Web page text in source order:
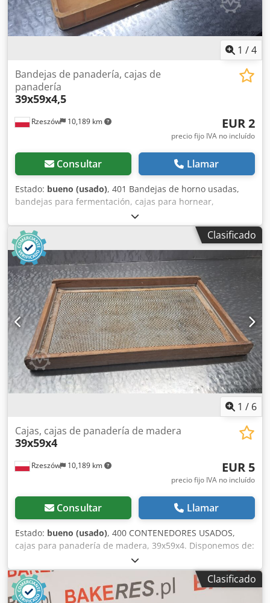
1 /4
Rzeszów 10,189 km
Bandejas de panadería, cajas de
panadería
39x59x4,5
EUR 2
precio fijo IVA no incluído
Consultar Llamar
Estado: bueno (usado), 401 Bandejas de horno usadas,
bandejas para fermentación, cajas para hornear,
39x59x4,5. Djdpfxszd Upfo Aftock Disponemos de: 356
unidades. Cantidad mínima de compra: 50 unidades. El
artículo se encuentra en nuestro almacén (36-068 Bachórz,
Polonia). El precio indicado es precio neto. HABLAMOS
INGLÉS, ALEMÁN, FRANCÉS, RUSO Y UCRANIANO.
Clasificado
1 / 6
Rzeszów 10,189 km
Cajas, cajas de panadería de madera
39x59x4
EUR 5
precio fijo IVA no incluído
Consultar Llamar
Estado: bueno (usado), 400 CONTENEDORES USADOS,
cajas para panadería de madera, 39x59x4. Disponemos de:
310 unidades. Dedpfx Aozd Rtgofteck El equipo se
encuentra en nuestro almacén (36-068 Bachórz, Polonia).
El precio indicado es el precio neto. HABLAMOS INGLÉS,
ALEMÁN, FRANCÉS, RUSO Y UCRANIANO.
Clasificado